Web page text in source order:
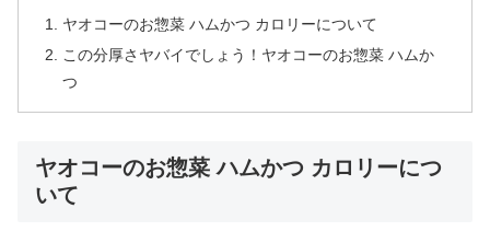
ヤオコーのお惣菜 ハムかつ カロリーについて
この分厚さヤバイでしょう！ヤオコーのお惣菜 ハムか
つ
ヤオコーのお惣菜 ハムかつ カロリーにつ
いて